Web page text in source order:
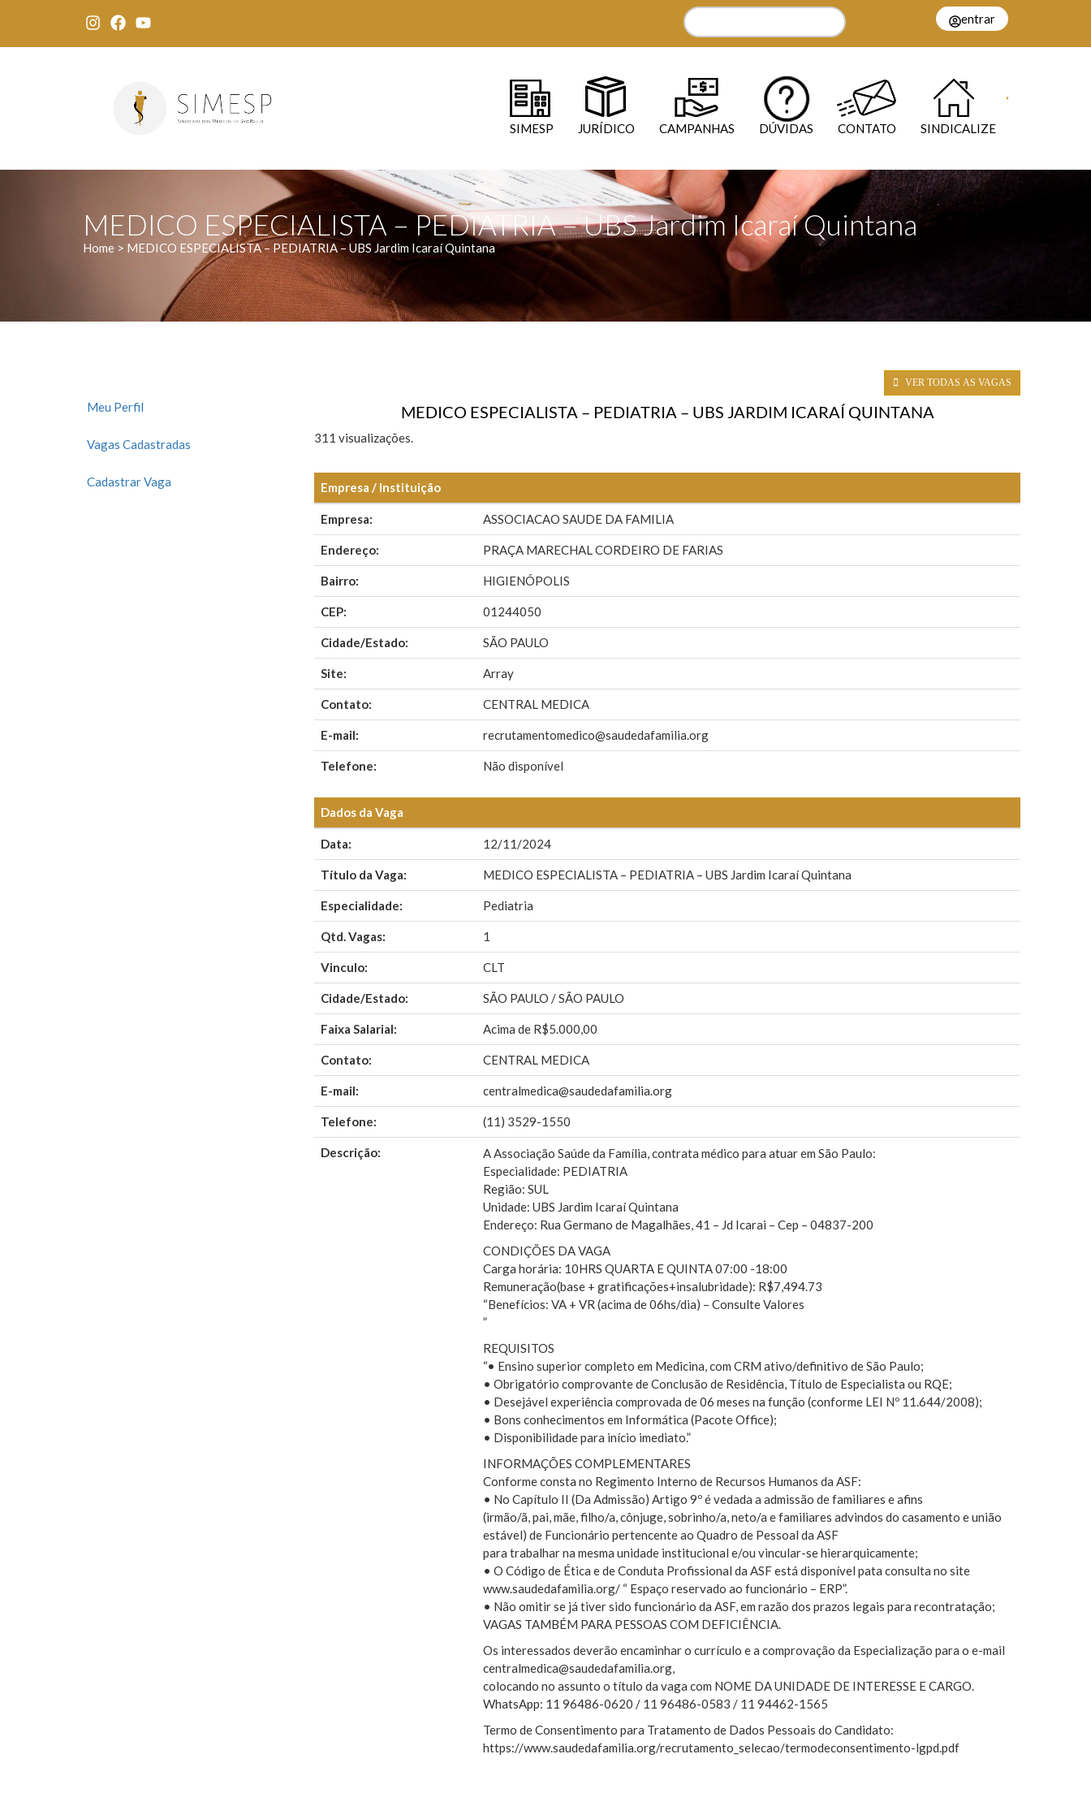
entrar
SIMESP JURÍDICO CAMPANHAS DÚVIDAS CONTATO SINDICALIZE
MEDICO ESPECIALISTA – PEDIATRIA – UBS Jardim Icaraí Quintana
Home > MEDICO ESPECIALISTA – PEDIATRIA – UBS Jardim Icaraí Quintana
Meu Perfil
Vagas Cadastradas
Cadastrar Vaga
VER TODAS AS VAGAS
MEDICO ESPECIALISTA – PEDIATRIA – UBS JARDIM ICARAÍ QUINTANA
311 visualizações.
Empresa / Instituição
Empresa: ASSOCIACAO SAUDE DA FAMILIA
Endereço: PRAÇA MARECHAL CORDEIRO DE FARIAS
Bairro: HIGIENÓPOLIS
CEP: 01244050
Cidade/Estado: SÃO PAULO
Site: Array
Contato: CENTRAL MEDICA
E-mail: recrutamentomedico@saudedafamilia.org
Telefone: Não disponível
Dados da Vaga
Data: 12/11/2024
Título da Vaga: MEDICO ESPECIALISTA – PEDIATRIA – UBS Jardim Icaraí Quintana
Especialidade: Pediatria
Qtd. Vagas: 1
Vinculo: CLT
Cidade/Estado: SÃO PAULO / SÃO PAULO
Faixa Salarial: Acima de R$5.000,00
Contato: CENTRAL MEDICA
E-mail: centralmedica@saudedafamilia.org
Telefone: (11) 3529-1550
Descrição:
A Associação Saúde da Família, contrata médico para atuar em São Paulo:
Especialidade: PEDIATRIA
Região: SUL
Unidade: UBS Jardim Icaraí Quintana
Endereço: Rua Germano de Magalhães, 41 – Jd Icarai – Cep – 04837-200
CONDIÇÕES DA VAGA
Carga horária: 10HRS QUARTA E QUINTA 07:00 -18:00
Remuneração(base + gratificações+insalubridade): R$7,494.73
“Benefícios: VA + VR (acima de 06hs/dia) – Consulte Valores
”
REQUISITOS
“• Ensino superior completo em Medicina, com CRM ativo/definitivo de São Paulo;
• Obrigatório comprovante de Conclusão de Residência, Título de Especialista ou RQE;
• Desejável experiência comprovada de 06 meses na função (conforme LEI Nº 11.644/2008);
• Bons conhecimentos em Informática (Pacote Office);
• Disponibilidade para início imediato.”
INFORMAÇÕES COMPLEMENTARES
Conforme consta no Regimento Interno de Recursos Humanos da ASF:
• No Capítulo II (Da Admissão) Artigo 9º é vedada a admissão de familiares e afins
(irmão/ã, pai, mãe, filho/a, cônjuge, sobrinho/a, neto/a e familiares advindos do casamento e união
estável) de Funcionário pertencente ao Quadro de Pessoal da ASF
para trabalhar na mesma unidade institucional e/ou vincular-se hierarquicamente;
• O Código de Ética e de Conduta Profissional da ASF está disponível pata consulta no site
www.saudedafamilia.org/ “ Espaço reservado ao funcionário – ERP”.
• Não omitir se já tiver sido funcionário da ASF, em razão dos prazos legais para recontratação;
VAGAS TAMBÉM PARA PESSOAS COM DEFICIÊNCIA.
Os interessados deverão encaminhar o currículo e a comprovação da Especialização para o e-mail
centralmedica@saudedafamilia.org,
colocando no assunto o título da vaga com NOME DA UNIDADE DE INTERESSE E CARGO.
WhatsApp: 11 96486-0620 / 11 96486-0583 / 11 94462-1565
Termo de Consentimento para Tratamento de Dados Pessoais do Candidato:
https://www.saudedafamilia.org/recrutamento_selecao/termodeconsentimento-lgpd.pdf